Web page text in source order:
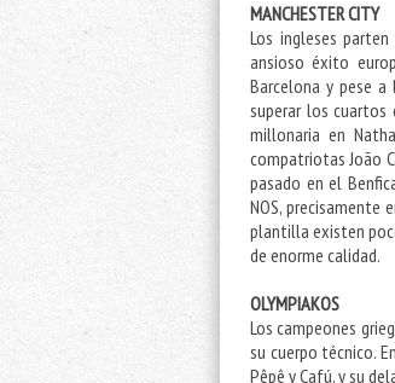
MANCHESTER CITY
Los ingleses
ansioso éxito
Barcelona y pese
superar los cuartos
millonaria en
compatriotas João
pasado en el
NOS, precisamente
plantilla existen
de enorme calidad.
OLYMPIAKOS
Los campeones
su cuerpo técnico.
Pêpê y Cafú, y su